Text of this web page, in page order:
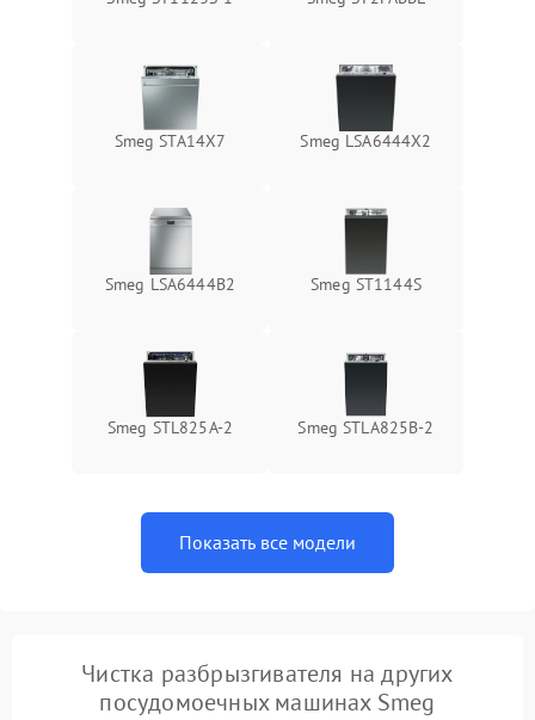
Smeg STA14X7 Smeg LSA6444X2
Smeg LSA6444B2 Smeg ST1144S
Smeg STL825A-2 Smeg STLA825B-2
Показать все модели
Чистка разбрызгивателя на других
посудомоечных машинах Smeg